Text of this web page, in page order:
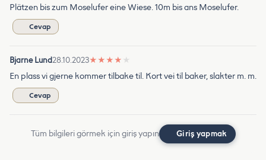
Plätzen bis zum Moselufer eine Wiese. 10m bis ans Moselufer.
Cevap
Bjarne Lund28.10.2023★ ★ ★ ★ ★
En plass vi gjerne kommer tilbake til. Kort vei til baker, slakter m. m.
Cevap
Tüm bilgileri görmek için giriş yapın Giriş yapmak